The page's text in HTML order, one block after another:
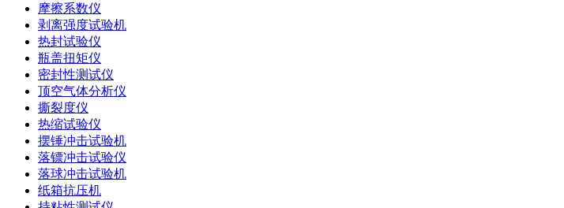
摩擦系数仪
剥离强度试验机
热封试验仪
瓶盖扭矩仪
密封性测试仪
顶空气体分析仪
撕裂度仪
热缩试验仪
摆锤冲击试验机
落镖冲击试验仪
落球冲击试验机
纸箱抗压机